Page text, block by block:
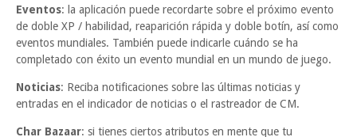
Eventos: la aplicación puede recordarte sobre el próximo evento
de doble XP / habilidad, reaparición rápida y doble botín, así como
eventos mundiales. También puede indicarle cuándo se ha
completado con éxito un evento mundial en un mundo de juego.
Noticias: Reciba notificaciones sobre las últimas noticias y
entradas en el indicador de noticias o el rastreador de CM.
Char Bazaar: si tienes ciertos atributos en mente que tu